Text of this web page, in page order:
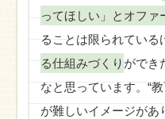
ってほしい」とオファ
ることは限られている
る仕組みづくり ができ
なと思っています。“
が難しいイメージがあ